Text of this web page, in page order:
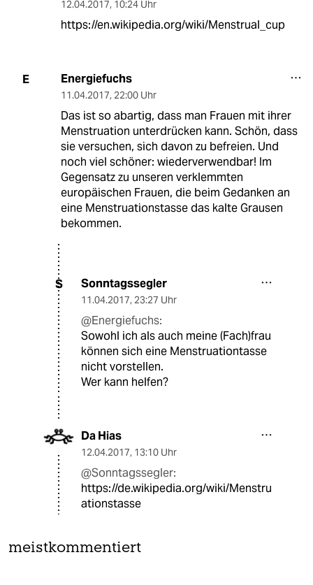
12.04.2017, 10:24 Uhr
https://en.wikipedia.org/wiki/Menstrual_cup
E Energiefuchs
11.04.2017, 22:00 Uhr
Das ist so abartig, dass man Frauen mit ihrer
Menstruation unterdrücken kann. Schön, dass
sie versuchen, sich davon zu befreien. Und
noch viel schöner: wiederverwendbar! Im
Gegensatz zu unseren verklemmten
europäischen Frauen, die beim Gedanken an
eine Menstruationstasse das kalte Grausen
bekommen.
S Sonntagssegler
11.04.2017, 23:27 Uhr
@Energiefuchs:
Sowohl ich als auch meine (Fach)frau
können sich eine Menstruationtasse
nicht vorstellen.
Wer kann helfen?
Da Hias
12.04.2017, 13:10 Uhr
@Sonntagssegler:
https://de.wikipedia.org/wiki/Menstru
ationstasse
meistkommentiert